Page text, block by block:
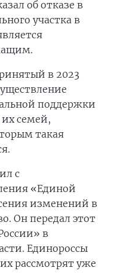
об отказе в
участка в
в 2023
поддержки
семей,
такая
с
«Единой
изменений в
Он передал этот
в
Единороссы
рассмотрят уже